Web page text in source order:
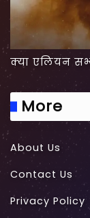
क्या एलियन
More
About Us
Contact Us
Privacy Policy